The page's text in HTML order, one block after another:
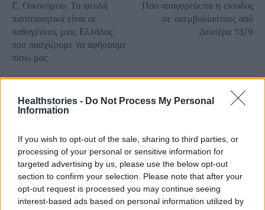
Healthstories - Do Not Process My Personal
Information
If you wish to opt-out of the sale, sharing to third parties, or
processing of your personal or sensitive information for
targeted advertising by us, please use the below opt-out
section to confirm your selection. Please note that after your
opt-out request is processed you may continue seeing
interest-based ads based on personal information utilized by
Γ. Οικονόμου: Τα ψευδή
πιστοποιητικά είναι οι
παθογένειες μιας Ελλάδας
που πασχίζουμε να αφήσουμε
πίσω μας
Που απαγορεύεται η είσοδος
σε ανεμβολίαστους από
Δευτέρα 13/9
ΕΟΔΥ: 4 νέοι θάνατοι από COVID-19 και 3
από γρίπη
26 Φεβρουαρίου 2026